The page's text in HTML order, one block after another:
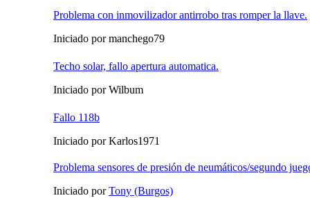
Problema con inmovilizador antirrobo tras romper la llave.
Iniciado por manchego79
Techo solar, fallo apertura automatica.
Iniciado por Wilbum
Fallo 118b
Iniciado por Karlos1971
Problema sensores de presión de neumáticos/segundo
Iniciado porTony (Burgos)